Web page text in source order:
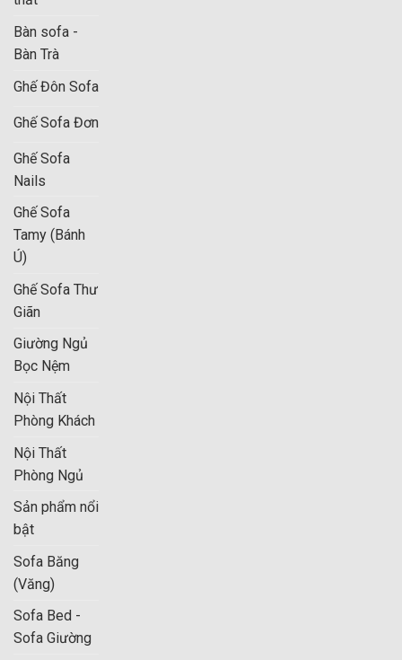
Bàn sofa -
Bàn Trà
Ghế Đôn Sofa
Ghế Sofa Đơn
Ghế Sofa
Nails
Ghế Sofa
Tamy (Bánh
Ú)
Ghế Sofa Thư
Giãn
Giường Ngủ
Bọc Nệm
Nội Thất
Phòng Khách
Nội Thất
Phòng Ngủ
Sản phẩm nổi
bật
Sofa Băng
(Văng)
Sofa Bed -
Sofa Giường